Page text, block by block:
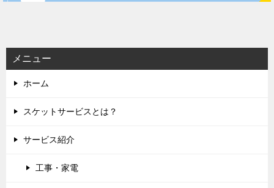
ンメニュー
ホーム
スケットサービスとは？
サービス紹介
工事・家電